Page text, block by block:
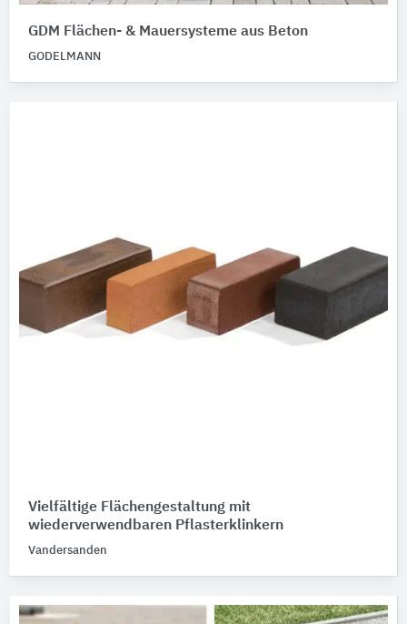
GDM Flächen- & Mauersysteme aus Beton
GODELMANN
Vielfältige Flächengestaltung mit
wiederverwendbaren Pflasterklinkern
Vandersanden